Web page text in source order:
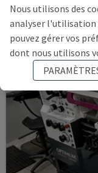
Nous utilisons des
analyser l'utilisation
pouvez gérer vos
dont nous utilisons